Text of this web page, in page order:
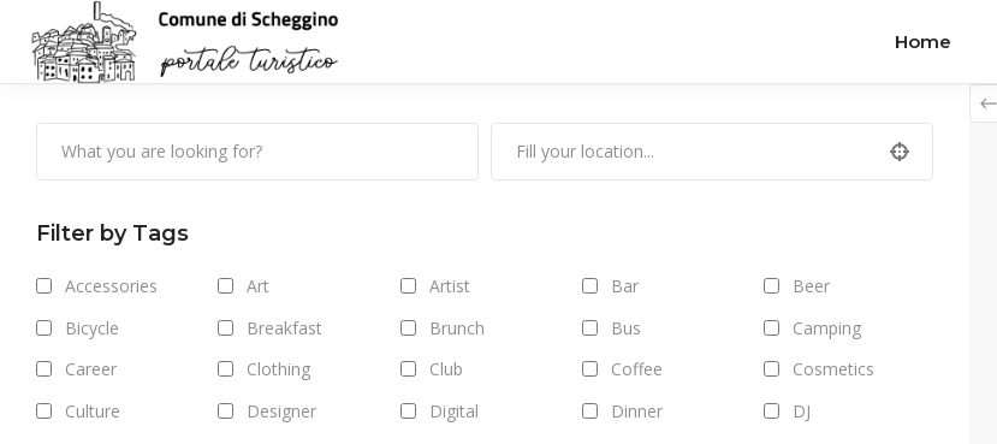
Home
Filter by Tags
Accessories Art Artist Bar
Beer
Bicycle
Breakfast Brunch Bus
Camping
Career
Clothing Club Coffee
Cosmetics
Culture
Designer Digital Dinner
DJ